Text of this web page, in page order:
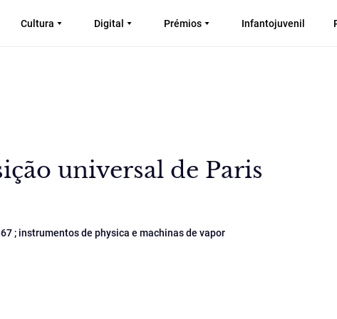
Cultura Digital Prémios Infantojuvenil
universal de Paris
; instrumentos de physica e machinas de vapor